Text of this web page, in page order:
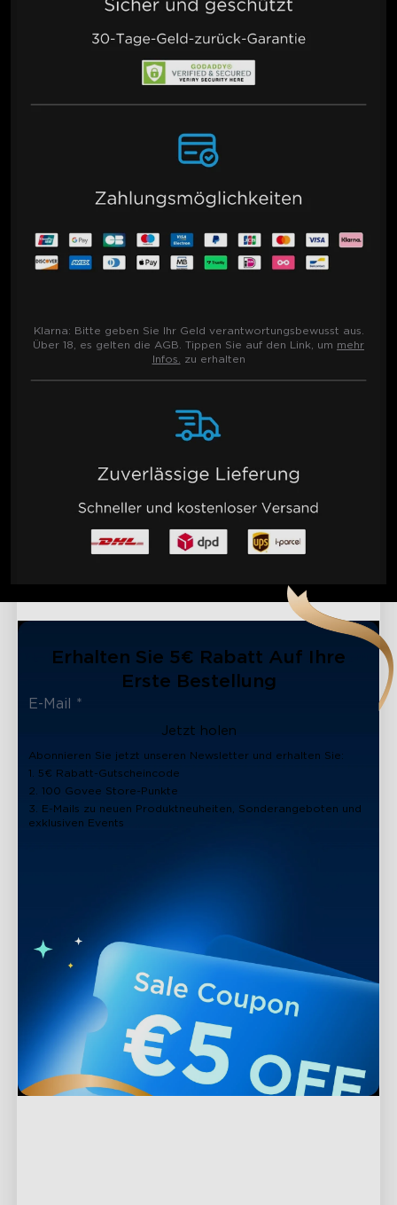
Klarna: Bitte geben Sie Ihr Geld verantwortungsbewusst aus.
Über 18, es gelten die AGB. Tippen Sie auf den Link, um mehr
Infos.
zu erhalten
Erhalten Sie 5€ Rabatt Auf Ihre
Erste Bestellung
Jetzt holen
Abonnieren Sie jetzt unseren Newsletter und erhalten Sie:
1. 5€ Rabatt-Gutscheincode
2. 100 Govee Store-Punkte
3. E-Mails zu neuen Produktneuheiten, Sonderangeboten und
exklusiven Events